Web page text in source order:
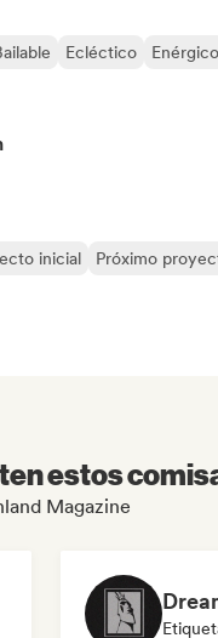
Ecléctico Enérgico
inicial Próximo
estos
Magazine